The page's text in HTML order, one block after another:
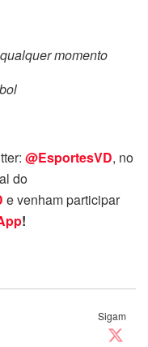
momento
@EsportesVD, no
do
e venham participar
!
Sigam